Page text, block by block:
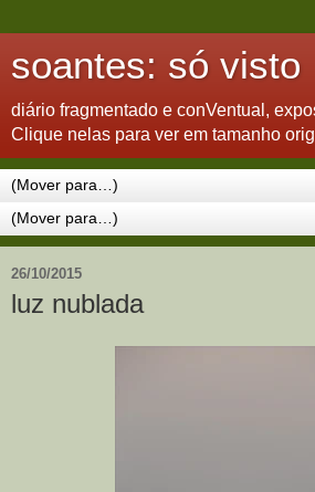
soantes: só visto
diário fragmentado e conVentual,
Clique nelas para ver em tamanho
26/10/2015
luz nublada